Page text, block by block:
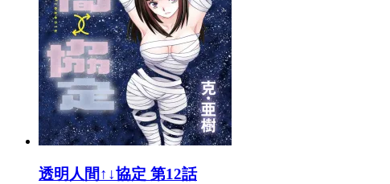
透明人間↑↓協定 第12話